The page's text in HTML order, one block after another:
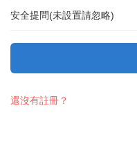
安全提問(未設置請忽略)
還沒有註冊？